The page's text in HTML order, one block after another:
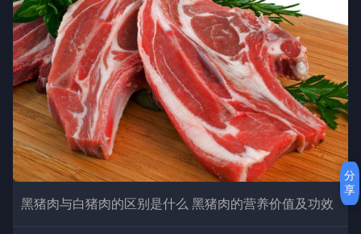
黑猪肉与白猪肉的区别是什么 黑猪肉的营养价值及功效
分
享